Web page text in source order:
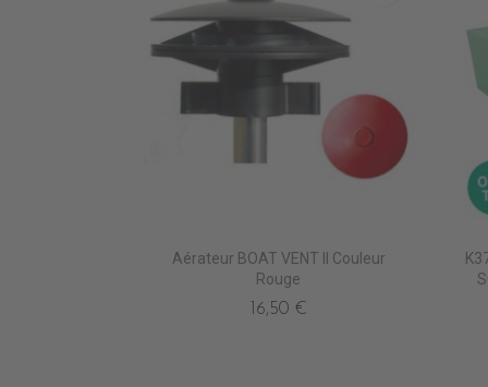
Aérateur BOAT VENT II Couleur
Rouge
16,50 €